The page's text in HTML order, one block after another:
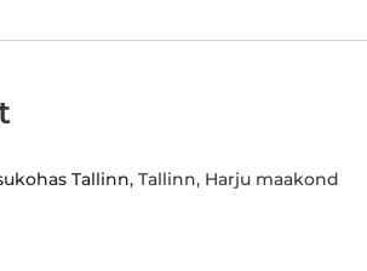
Tallinn, Tallinn, Harju maakond